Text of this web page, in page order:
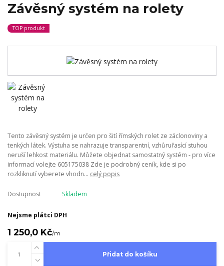
Závěsný systém na rolety
TOP produkt
Tento závěsný systém je určen pro šití římských rolet ze záclonoviny a
tenkých látek. Výstuha se nahrazuje transparentní, vzhůruřasící stuhou
neruší lehkost materiálu. Můžete objednat samostatný systém - pro více
informací volejte 605175038 Zde je podrobný ceník, kde si po
rozkliknutí vyberete vhodn... celý popis
Dostupnost Skladem
Nejsme plátci DPH
1 250,0 Kč/m
Přidat do košíku